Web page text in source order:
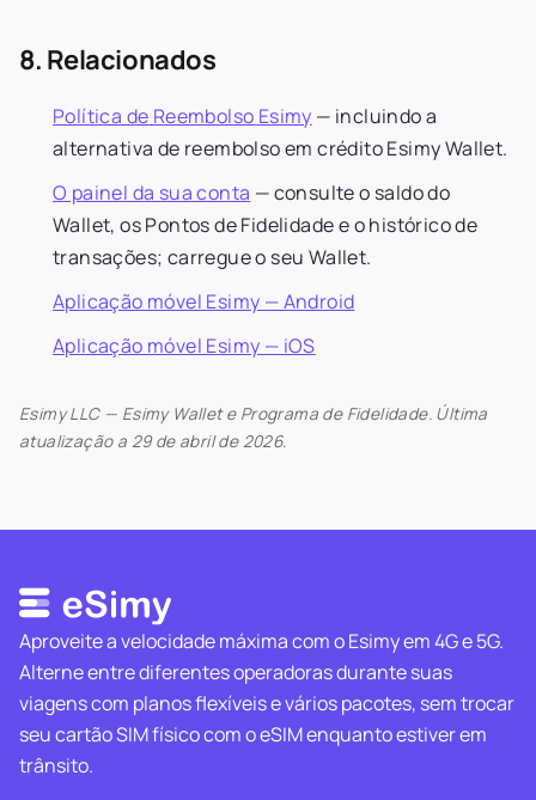
8. Relacionados
Política de Reembolso Esimy — incluindo a
alternativa de reembolso em crédito Esimy Wallet.
O painel da sua conta — consulte o saldo do
Wallet, os Pontos de Fidelidade e o histórico de
transações; carregue o seu Wallet.
Aplicação móvel Esimy — Android
Aplicação móvel Esimy — iOS
Esimy LLC — Esimy Wallet e Programa de Fidelidade. Última
atualização a 29 de abril de 2026.
Aproveite a velocidade máxima com o Esimy em 4G e 5G.
Alterne entre diferentes operadoras durante suas
viagens com planos flexíveis e vários pacotes, sem trocar
seu cartão SIM físico com o eSIM enquanto estiver em
trânsito.